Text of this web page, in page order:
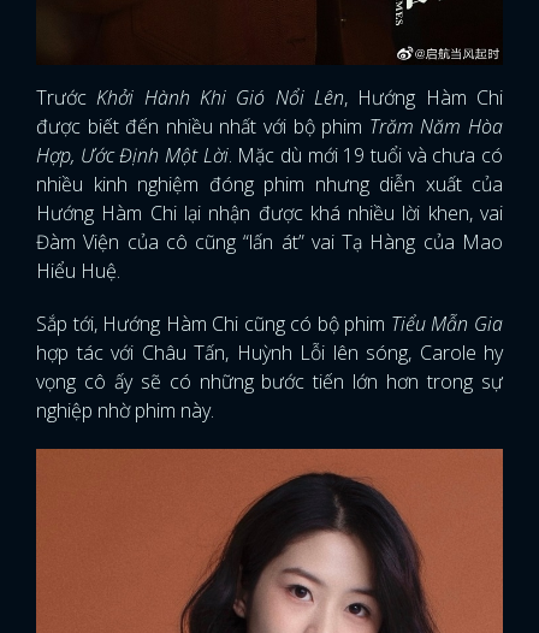
TrướcKhởi Hành Khi Gió Nổi Lên, Hướng Hàm Chi
được biết đến nhiều nhất với bộ phim Trăm Năm Hòa
Hợp, Ước Định Một Lời. Mặc dù mới 19 tuổi và chưa có
nhiều kinh nghiệm đóng phim nhưng diễn xuất của
Hướng Hàm Chi lại nhận được khá nhiều lời khen, vai
Đàm Viện của cô cũng “lấn át” vai Tạ Hàng của Mao
Hiểu Huệ.
Sắp tới, Hướng Hàm Chi cũng có bộ phim Tiểu Mẫn Gia
hợp tác với Châu Tấn, Huỳnh Lỗi lên sóng, Carole hy
vọng cô ấy sẽ có những bước tiến lớn hơn trong sự
nghiệp nhờ phim này.